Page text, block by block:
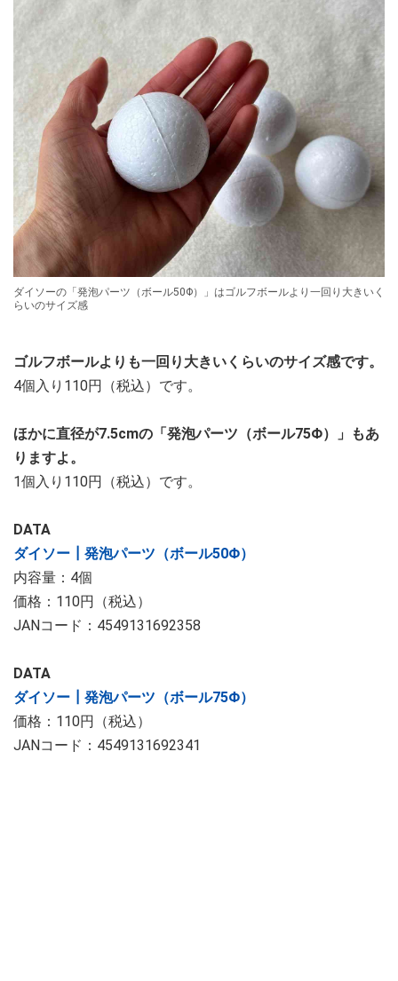
ダイソーの「発泡パーツ（ボール50Φ）」はゴルフボールより一回り大きいく
らいのサイズ感
ゴルフボールよりも一回り大きいくらいのサイズ感です。
4個入り110円（税込）です。
ほかに直径が7.5cmの「発泡パーツ（ボール75Φ）」もあ
りますよ。
1個入り110円（税込）です。
DATA
ダイソー┃発泡パーツ（ボール50Φ）
内容量：4個
価格：110円（税込）
JANコード：4549131692358
DATA
ダイソー┃発泡パーツ（ボール75Φ）
価格：110円（税込）
JANコード：4549131692341